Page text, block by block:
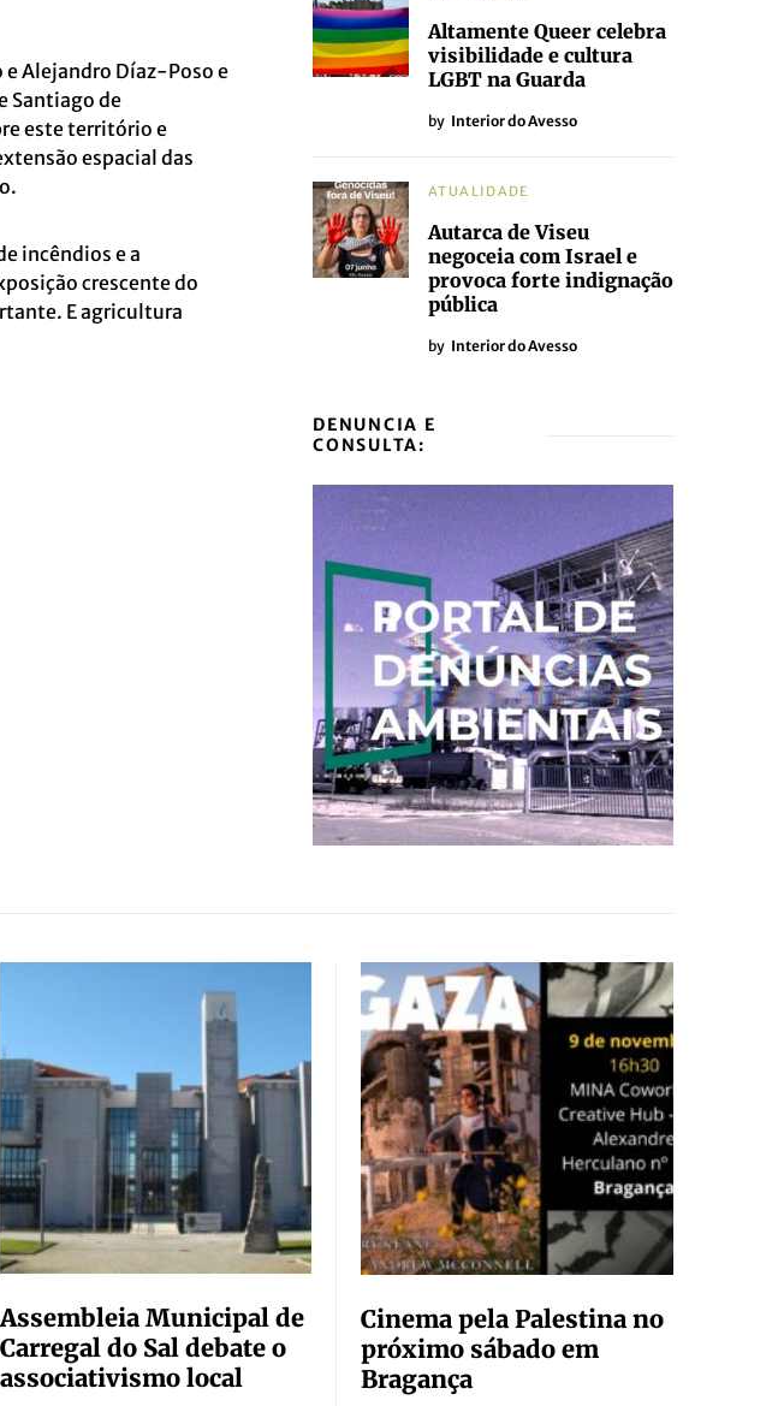
Alejandro Díaz-Poso e
Santiago de
este território e
espacial das
incêndios e a
crescente do
E agricultura
Altamente Queer celebra
visibilidade e cultura
LGBT na Guarda
by Interior do Avesso
ATUALIDADE
Autarca de Viseu
negoceia com Israel e
provoca forte indignação
pública
by Interior do Avesso
DENUNCIA E
CONSULTA:
Assembleia Municipal de
Carregal do Sal debate o
associativismo local
Cinema pela Palestina no
próximo sábado em
Bragança